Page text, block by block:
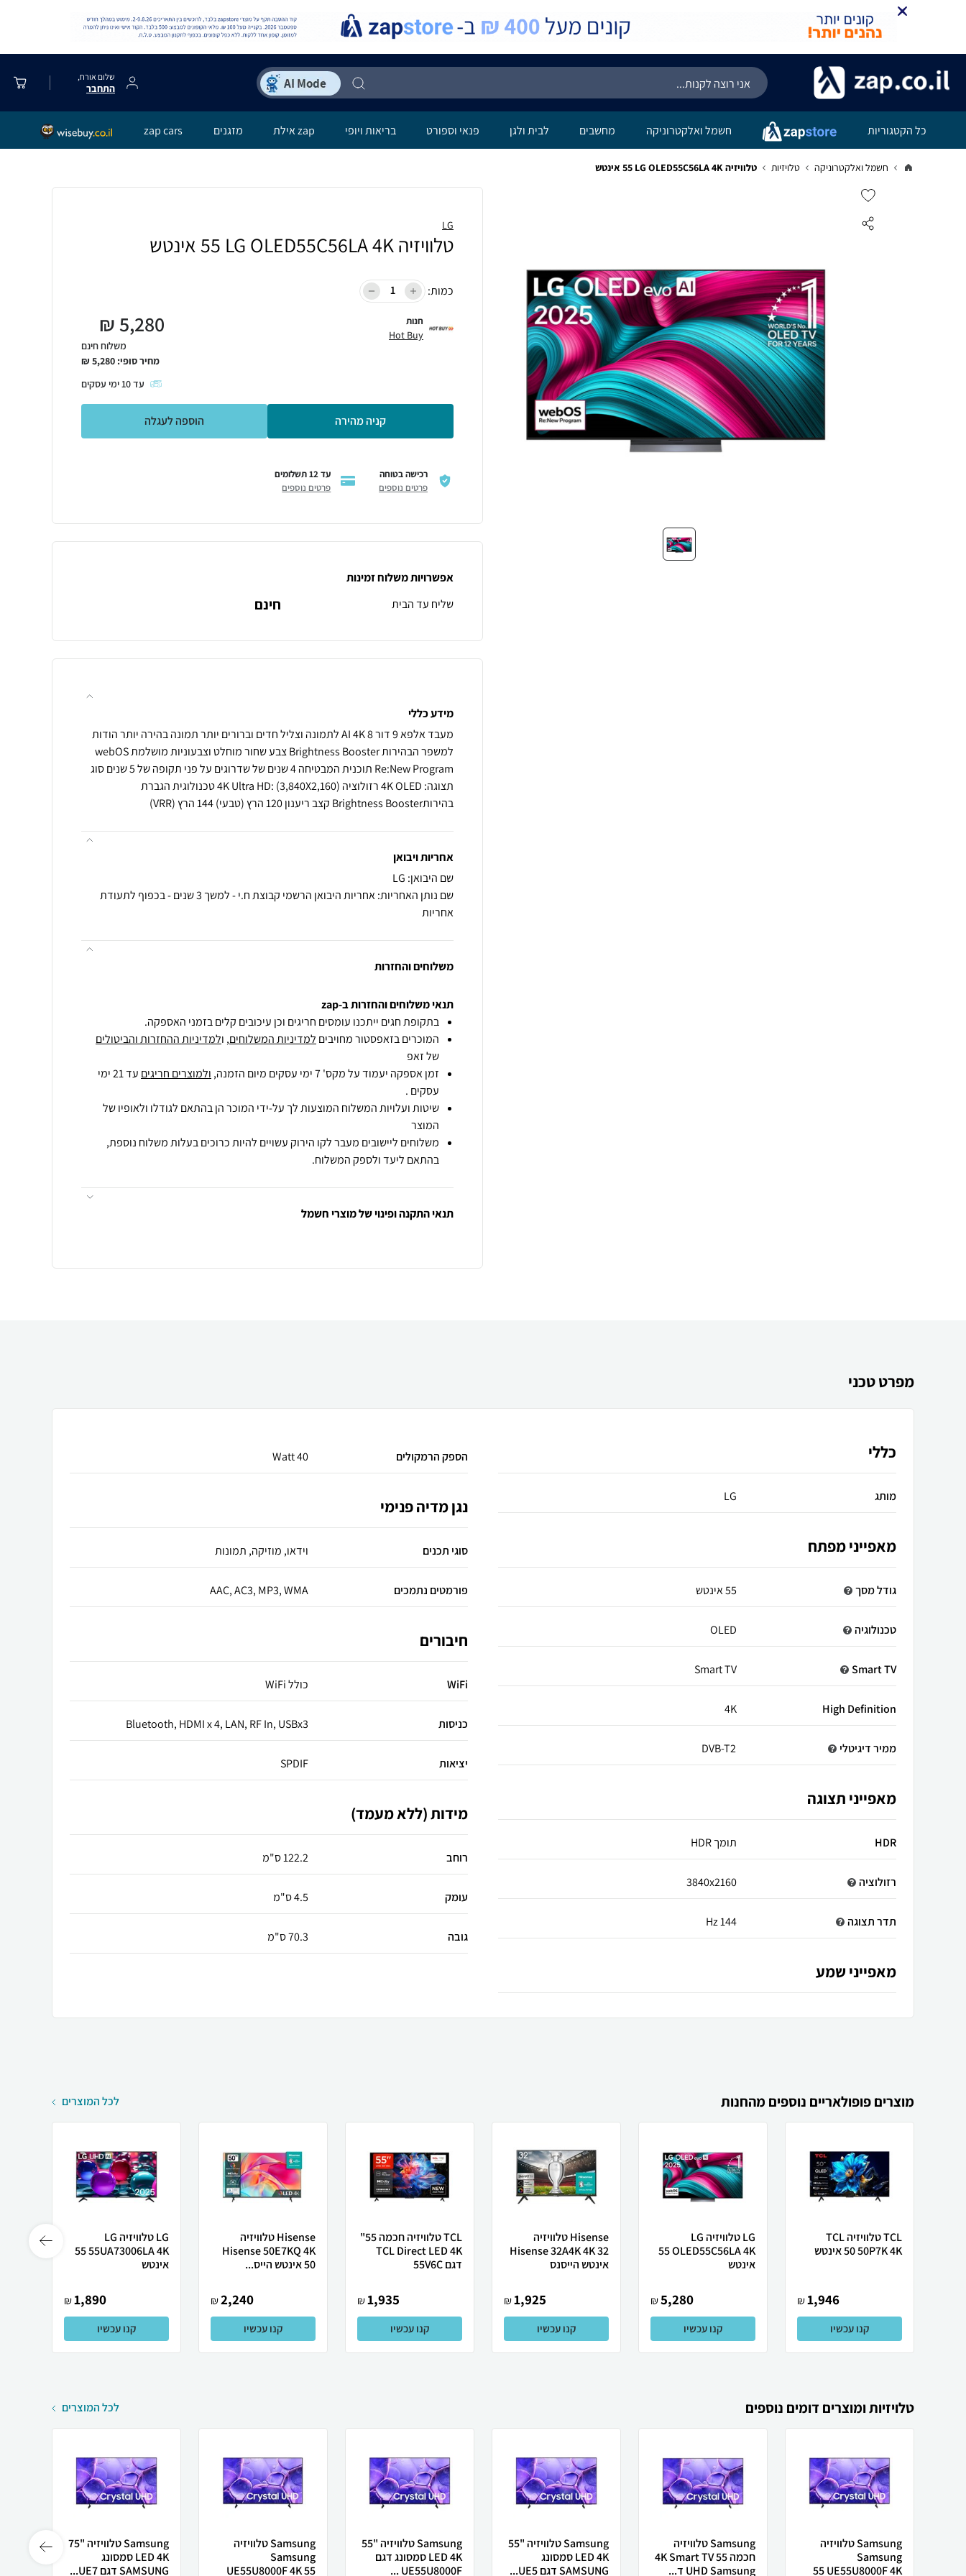
שלום אורח,
התחבר
כל הקטגוריות חשמל ואלקטרוניקה מחשבים לבית ולגן פנאי וספורט בריאות ויופי zap אילת מזגנים zap cars
חשמל ואלקטרוניקה טלויזיות טלוויזיה LG OLED55C56LA 4K ‏55 ‏אינטש
LG
טלוויזיה LG OLED55C56LA 4K ‏55 ‏אינטש
כמות:
חנות
Hot Buy
5,280
₪
משלוח חינם
מחיר סופי: 5,280
₪
עד10 ימי עסקים
קניה מהירה הוספה לעגלה
רכישה בטוחה
פרטים נוספים
עד 12 תשלומים
פרטים נוספים
אפשרויות משלוח זמינות
שליח עד הבית
חינם
מידע כללי
מעבד אלפא 9 דור 8 AI 4K לתמונה וצליל חדים וברורים יותר תמונה בהירה יותר הודות
למשפר הבהירות Brightness Booster צבע שחור מוחלט וצבעוניות מושלמת webOS
Re:New Program תוכנית המבטיחה 4 שנים של שדרוגים על פני תקופה של 5 שנים סוג
תצוגה: 4K OLED רזולוציה 4K Ultra HD: (3,840X2,160) טכנולוגית הגברת
בהירותBrightness Booster קצב ריענון 120 הרץ (טבעי) 144 הרץ (VRR)
אחריות ויבואן
שם היבואן: LG
שם נותן האחריות: אחריות היבואן הרשמי קבוצת ח.י - למשך 3 שנים - בכפוף לתעודת
אחריות
משלוחים והחזרות
תנאי משלוחים והחזרות ב-zap
בתקופת חגים ייתכנו עומסים חריגים וכן עיכובים קלים בזמני האספקה.
המוכרים בזאפסטור מחויבים למדיניות המשלוחים, ולמדיניות ההחזרות והביטולים
של זאפ
זמן אספקה יעמוד על מקס' 7 ימי עסקים מיום הזמנה,
ולמוצרים חריגים
עד 21 ימי
עסקים .
שיטות ועלויות המשלוח המוצעות לך על-ידי המוכר הן בהתאם לגודלו ולאופיו של
המוצר
משלוחים ליישובים מעבר לקו הירוק עשויים להיות כרוכים בעלות משלוח נוספת,
בהתאם ליעד ולספק המשלוח.
תנאי התקנה ופינוי של מוצרי חשמל
מפרט טכני
כללי
מותג LG
מאפייני מפתח
גודל מסך 55 אינטש
טכנולוגיה OLED
Smart TV
Smart TV
High Definition
4K
ממיר דיגיטלי DVB-T2
מאפייני תצוגה
HDR תומך HDR
רזולוציה 3840x2160
תדר תצוגה 144 Hz
מאפייני שמע
הספק הרמקולים 40 Watt
נגן מדיה פנימי
סוגי תכנים וידאו, מוזיקה, תמונות
פורמטים נתמכים AAC, AC3, MP3, WMA
חיבורים
WiFi כולל WiFi
כניסות Bluetooth, HDMI x 4, LAN, RF In, USBx3
יציאות SPDIF
מידות (ללא מעמד)
רוחב 122.2 ס"מ
עומק 4.5 ס"מ
גובה 70.3 ס"מ
מוצרים פופולאריים נוספים מהחנות לכל המוצרים
TCL טלוויזיה TCL
50P7K 4K ‏50 ‏אינטש
1,946
₪
קנו עכשיו
LG טלוויזיה LG
OLED55C56LA 4K ‏55
‏אינטש
5,280
₪
קנו עכשיו
Hisense טלוויזיה
Hisense 32A4K 4K 32
אינטש הייסנס
1,925
₪
קנו עכשיו
TCL טלוויזיה חכמה 55"
TCL Direct LED 4K
דגם 55V6C
1,935
₪
קנו עכשיו
Hisense טלוויזיה
Hisense 50E7KQ 4K
2,240
₪
קנו עכשיו
LG טלוויזיה LG
55UA73006LA 4K ‏55
‏אינטש
1,890
₪
קנו עכשיו
טלויזיות ומוצרים דומים נוספים לכל המוצרים
Samsung טלוויזיה
Samsung
UE55U8000F 4K ‏55
Samsung טלוויזיה
חכמה 4K Smart TV 55
UHD Samsung ד...
Samsung טלוויזיה "55
LED 4K סמסונג
SAMSUNG דגם UE5...
Samsung טלוויזיה "55
LED 4K סמסונג דגם
UE55U8000F ...
Samsung טלוויזיה
Samsung
UE55U8000F 4K 55
Samsung טלוויזיה "75
LED 4K סמסונג
SAMSUNG דגם UE7...